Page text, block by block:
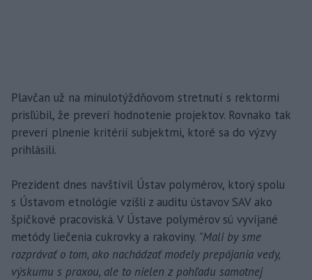
Plavčan už na minulotýždňovom stretnutí s rektormi
prisľúbil, že preverí hodnotenie projektov. Rovnako tak
preverí plnenie kritérií subjektmi, ktoré sa do výzvy
prihlásili.
Prezident dnes navštívil Ústav polymérov, ktorý spolu
s Ústavom etnológie vzišli z auditu ústavov SAV ako
špičkové pracoviská. V Ústave polymérov sú vyvíjané
metódy liečenia cukrovky a rakoviny. "Mali by sme
rozprávať o tom, ako nachádzať modely prepájania vedy,
výskumu s praxou, ale to nielen z pohľadu samotnej